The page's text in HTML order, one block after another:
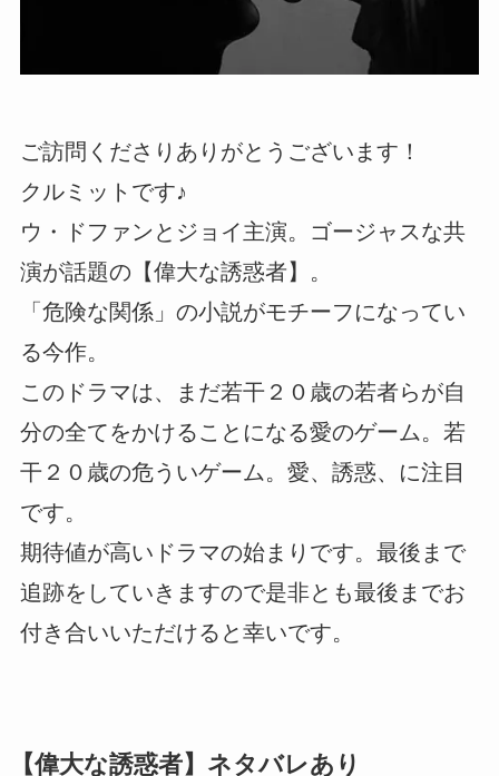
ご訪問くださりありがとうございます！
クルミットです♪
ウ・ドファンとジョイ主演。ゴージャスな共
演が話題の【偉大な誘惑者】。
「危険な関係」の小説がモチーフになってい
る今作。
このドラマは、まだ若干２０歳の若者らが自
分の全てをかけることになる愛のゲーム。若
干２０歳の危ういゲーム。愛、誘惑、に注目
です。
期待値が高いドラマの始まりです。最後まで
追跡をしていきますので是非とも最後までお
付き合いいただけると幸いです。
【偉大な誘惑者】ネタバレあり